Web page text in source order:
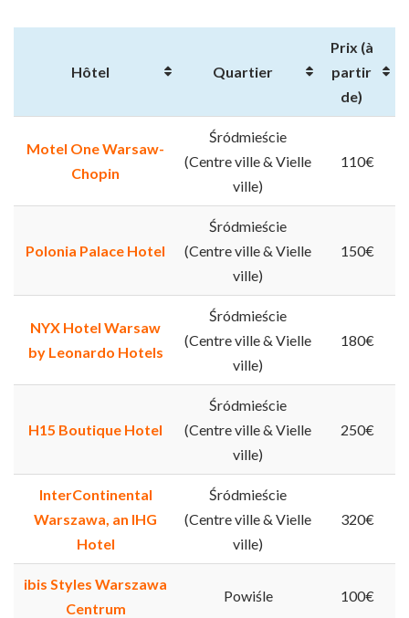
Hôtel Quartier
Prix (à
partir
de)
Motel One Warsaw-
Chopin
Śródmieście
(Centre ville & Vielle
ville)
110€
Polonia Palace Hotel
Śródmieście
(Centre ville & Vielle
ville)
150€
NYX Hotel Warsaw
by Leonardo Hotels
Śródmieście
(Centre ville & Vielle
ville)
180€
H15 Boutique Hotel
Śródmieście
(Centre ville & Vielle
ville)
250€
InterContinental
Warszawa, an IHG
Hotel
Śródmieście
(Centre ville & Vielle
ville)
320€
ibis Styles Warszawa
Centrum
Powiśle 100€